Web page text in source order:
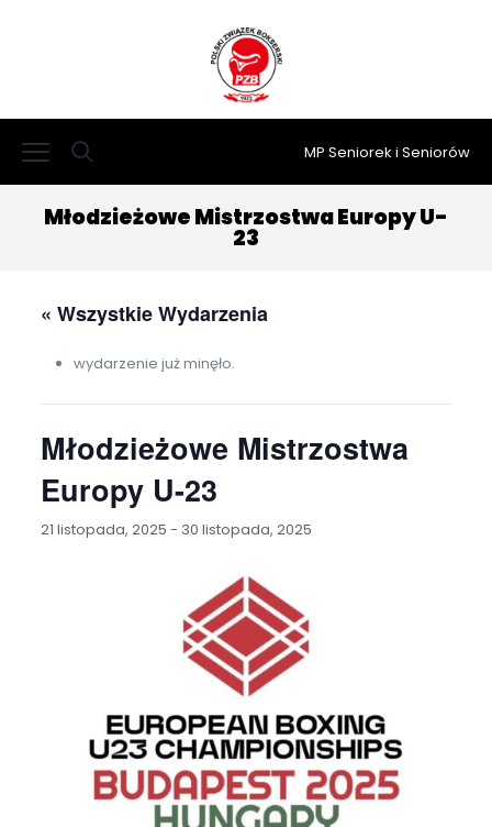
MP Seniorek i Seniorów
Młodzieżowe Mistrzostwa Europy U-
23
« Wszystkie Wydarzenia
wydarzenie już minęło.
Młodzieżowe Mistrzostwa
Europy U-23
21 listopada, 2025 - 30 listopada, 2025